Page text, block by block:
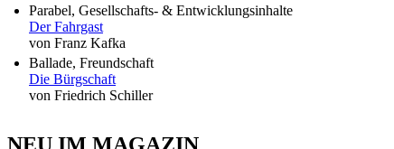
Parabel, Gesellschafts- & Entwicklungsinhalte
Der Fahrgast
von Franz Kafka
Ballade, Freundschaft
Die Bürgschaft
von Friedrich Schiller